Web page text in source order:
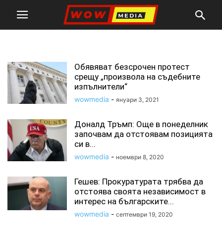
Обявяват безсрочен протест
срещу „произвола на съдебните
изпълнители“
wowmedia - януари 3, 2021
Доналд Тръмп: Още в понеделник
започвам да отстоявам позицията
си в...
wowmedia - ноември 8, 2020
Гешев: Прокуратурата трябва да
отстоява своята независимост в
интерес на българските...
wowmedia - септември 19, 2020